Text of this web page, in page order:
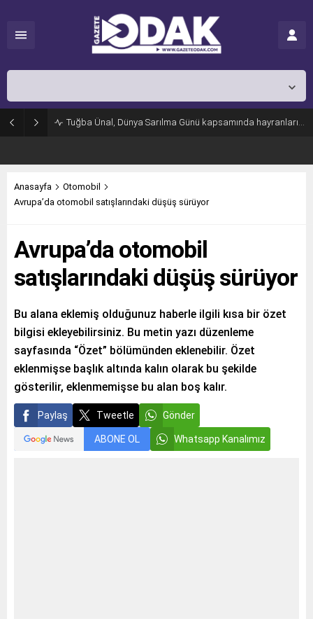
Tuğba Ünal, Dünya Sarılma Günü kapsamında hayranlarıyla buluştu
Anasayfa
Otomobil
Avrupa’da otomobil satışlarındaki düşüş sürüyor
Avrupa’da otomobil
satışlarındaki düşüş sürüyor
Bu alana eklemiş olduğunuz haberle ilgili kısa bir özet
bilgisi ekleyebilirsiniz. Bu metin yazı düzenleme
sayfasında “Özet” bölümünden eklenebilir. Özet
eklenmişse başlık altında kalın olarak bu şekilde
gösterilir, eklenmemişse bu alan boş kalır.
Paylaş Tweetle Gönder
ABONE OL Whatsapp Kanalımız